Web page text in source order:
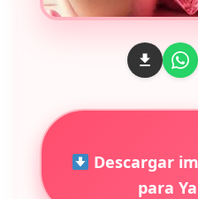
Descargar
para